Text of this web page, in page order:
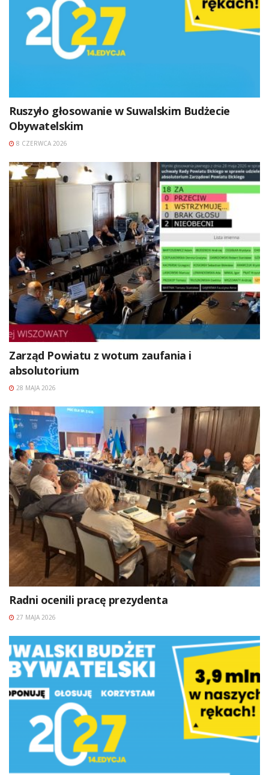
Ruszyło głosowanie w Suwalskim Budżecie
Obywatelskim
8 CZERWCA 2026
Zarząd Powiatu z wotum zaufania i
absolutorium
28 MAJA 2026
Radni ocenili pracę prezydenta
27 MAJA 2026